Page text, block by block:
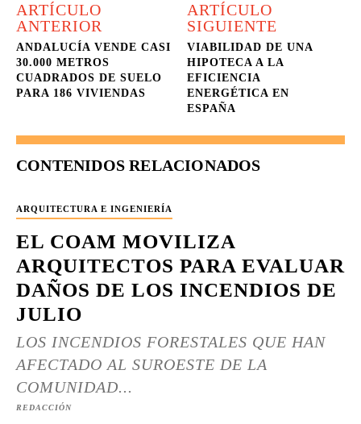
ARTÍCULO
ANTERIOR
ANDALUCÍA VENDE CASI
30.000 METROS
CUADRADOS DE SUELO
PARA 186 VIVIENDAS
ARTÍCULO
SIGUIENTE
VIABILIDAD DE UNA
HIPOTECA A LA
EFICIENCIA
ENERGÉTICA EN
ESPAÑA
CONTENIDOS RELACIONADOS
ARQUITECTURA E INGENIERÍA
EL COAM MOVILIZA
ARQUITECTOS PARA EVALUAR
DAÑOS DE LOS INCENDIOS DE
JULIO
LOS INCENDIOS FORESTALES QUE HAN
AFECTADO AL SUROESTE DE LA
COMUNIDAD...
REDACCIÓN